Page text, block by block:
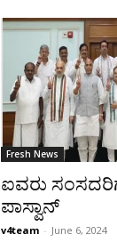
Fresh News
ಐವರು
ಪಾಸ್ವಾನ್
v4team - June 6, 2024